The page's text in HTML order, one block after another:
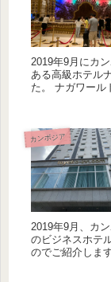
2019年9月にカ
ある高級ホテル
た。 ナガワール
カンボジア
2019年9月、カ
のビジネスホテ
のでご紹介しま